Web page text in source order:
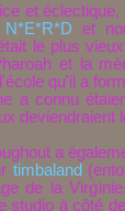
et éclectique,
N*E*R*D et
le plus
et la
qu'il a
a connu
deviendraient
a
timbaland
de la
studio à côté